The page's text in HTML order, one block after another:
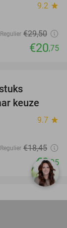
9.2 star
Regulier €29,50
€20,75
keuze
9.7 star
Regulier €18,45
€9,95
favorite_border